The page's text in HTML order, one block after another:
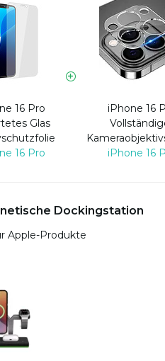
16 Pro
Glas
16 Pro
iPhone 16
iPhone 16
Dockingstation
Apple-Produkte